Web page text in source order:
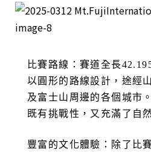
比賽路線：賽道全長
以圓形的路線設計，途經
及富士山周邊的各個城市
既有挑戰性，又充滿了自
豐富的文化體驗：除了比